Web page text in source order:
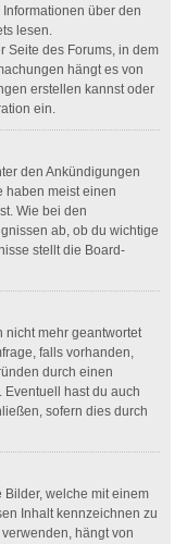
über den
lesen.
Seite des Forums, in dem
hängt es von
erstellen kannst oder
ein.
den Ankündigungen
haben meist einen
Wie bei den
ab, ob du wichtige
stellt die Board-
nicht mehr geantwortet
falls vorhanden,
durch einen
Eventuell hast du auch
sofern dies durch
welche mit einem
Inhalt kennzeichnen zu
hängt von